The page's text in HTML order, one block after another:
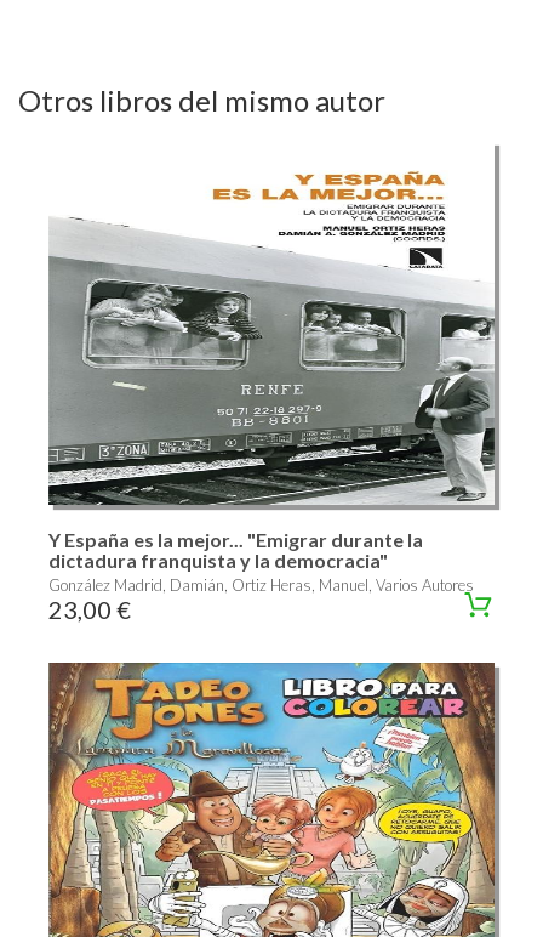
Otros libros del mismo autor
Y España es la mejor... "Emigrar durante la
dictadura franquista y la democracia"
González Madrid, Damián, Ortiz Heras, Manuel, Varios Autores
23,00 €